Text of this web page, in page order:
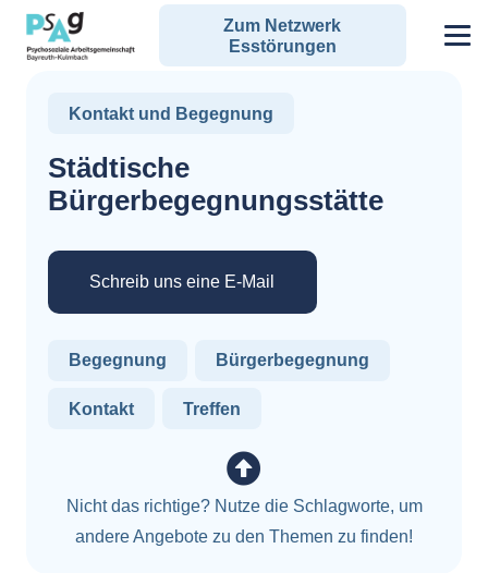
Zum Netzwerk
Esstörungen
Kontakt und Begegnung
Städtische
Bürgerbegegnungsstätte
Schreib uns eine E-Mail
Begegnung Bürgerbegegnung
Kontakt Treffen
Nicht das richtige? Nutze die Schlagworte, um
andere Angebote zu den Themen zu finden!